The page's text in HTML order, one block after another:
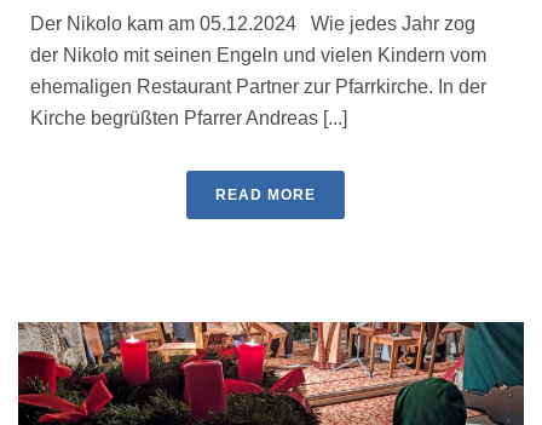
Der Nikolo kam am 05.12.2024 Wie jedes Jahr zog
der Nikolo mit seinen Engeln und vielen Kindern vom
ehemaligen Restaurant Partner zur Pfarrkirche. In der
Kirche begrüßten Pfarrer Andreas [...]
READ MORE